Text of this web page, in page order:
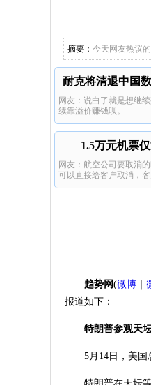
摘要： 今天网友热议
耐克将清退中国
网友：说白了就是想继
续靠溢价赚钱呗。
1.5万元机票
网友：航空公司要取消
可以直接给客户取消，
要扣掉高额的手续费。
趋势网(微博
报道如下：
特朗普参观天
5月14日，美